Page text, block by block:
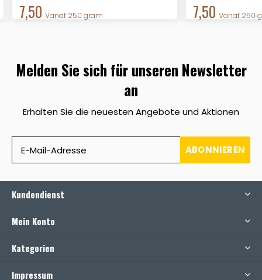
7,50 Vanaf 250 gram 7,50 Vanaf 250
Melden Sie sich für unseren Newsletter
an
Erhalten Sie die neuesten Angebote und Aktionen
ABONNIEREN
Kundendienst
Mein Konto
Kategorien
Impressum